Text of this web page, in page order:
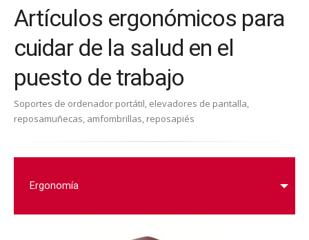
Artículos ergonómicos para
cuidar de la salud en el
puesto de trabajo
Soportes de ordenador portátil, elevadores de pantalla,
reposamuñecas, amfombrillas, reposapiés
Ergonomía